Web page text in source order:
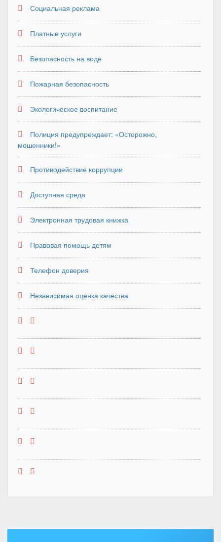
Социальная реклама
Платные услуги
Безопасность на воде
Пожарная безопасность
Экологическое воспитание
Полиция предупреждает: «Осторожно,
мошенники!»
Противодействие коррупции
Доступная среда
Электронная трудовая книжка
Правовая помощь детям
Телефон доверия
Независимая оценка качества